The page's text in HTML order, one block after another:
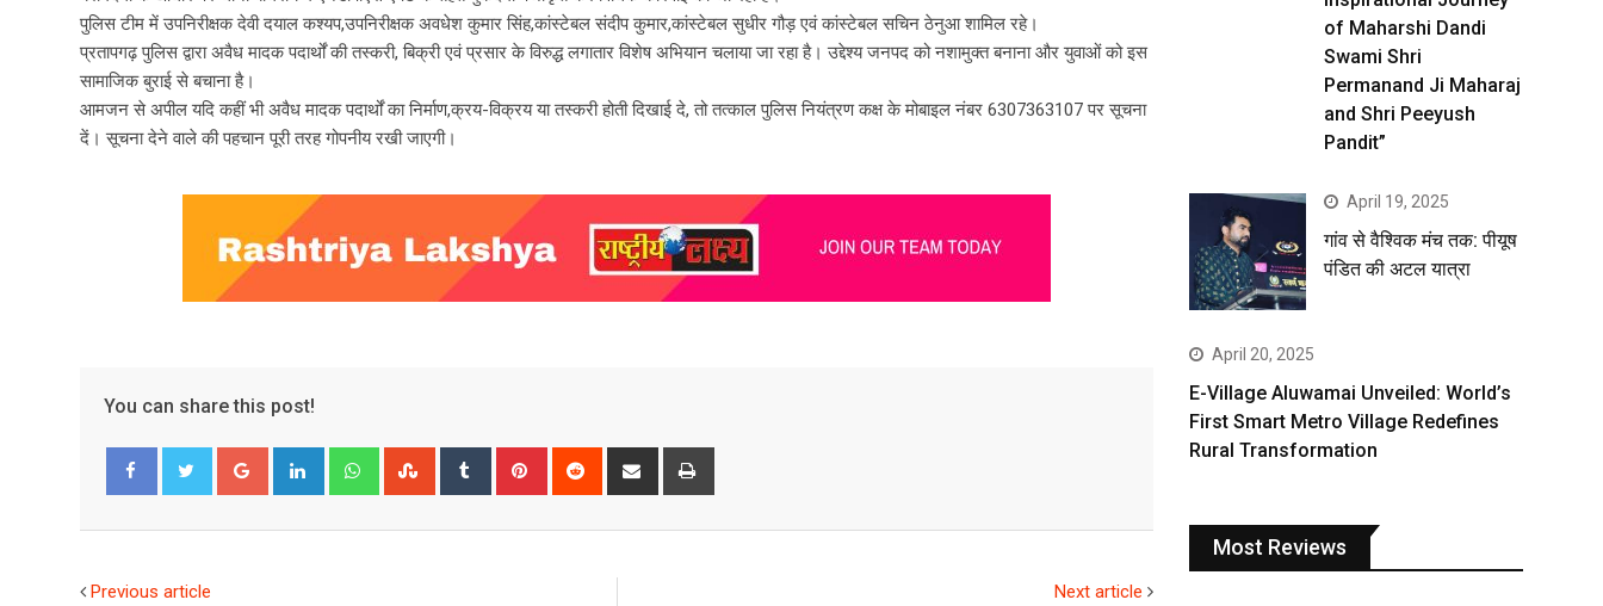
पुलिस टीम में उपनिरीक्षक देवी दयाल कश्यप,उपनिरीक्षक अवधेश कुमार सिंह,कांस्टेबल संदीप कुमार,कांस्टेबल सुधीर गौड़ एवं कांस्टेबल सचिन ठेनुआ शामिल रहे।
प्रतापगढ़ पुलिस द्वारा अवैध मादक पदार्थों की तस्करी, बिक्री एवं प्रसार के विरुद्ध लगातार विशेष अभियान चलाया जा रहा है। उद्देश्य जनपद को नशामुक्त बनाना और युवाओं को इस
सामाजिक बुराई से बचाना है।
आमजन से अपील यदि कहीं भी अवैध मादक पदार्थों का निर्माण,क्रय-विक्रय या तस्करी होती दिखाई दे, तो तत्काल पुलिस नियंत्रण कक्ष के मोबाइल नंबर 6307363107 पर सूचना
दें। सूचना देने वाले की पहचान पूरी तरह गोपनीय रखी जाएगी।
You can share this post!
Google+ LinkedIn WhatsappStumbleUpon
Tumblr Pinterest Reddit
Share
Previous article Next article
of Maharshi Dandi
Swami Shri
Permanand Ji Maharaj
and Shri Peeyush
Pandit”
April 19, 2025
गांव से वैश्विक मंच तक: पीयूष
पंडित की अटल यात्रा
April 20, 2025
E-Village Aluwamai Unveiled: World’s
First Smart Metro Village Redefines
Rural Transformation
Most Reviews